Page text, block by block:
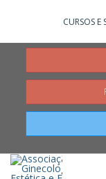
CURSOS